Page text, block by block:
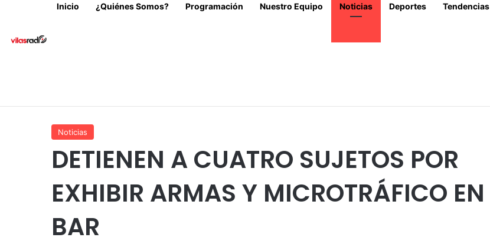
Inicio ¿Quiénes Somos? Programación Nuestro Equipo Noticias Deportes Tendencias
Noticias
DETIENEN A CUATRO SUJETOS POR
EXHIBIR ARMAS Y MICROTRÁFICO EN
BAR